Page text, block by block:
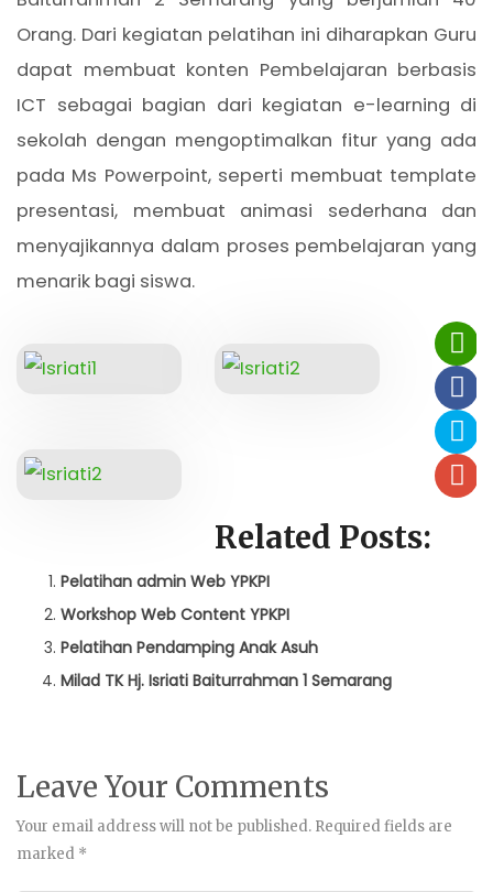
Orang. Dari kegiatan pelatihan ini diharapkan Guru
dapat membuat konten Pembelajaran berbasis
ICT sebagai bagian dari kegiatan e-learning di
sekolah dengan mengoptimalkan fitur yang ada
pada Ms Powerpoint, seperti membuat template
presentasi, membuat animasi sederhana dan
menyajikannya dalam proses pembelajaran yang
menarik bagi siswa.
Related Posts:
Pelatihan admin Web YPKPI
Workshop Web Content YPKPI
Pelatihan Pendamping Anak Asuh
Milad TK Hj. Isriati Baiturrahman 1 Semarang
Leave Your Comments
Your email address will not be published. Required fields are
marked *